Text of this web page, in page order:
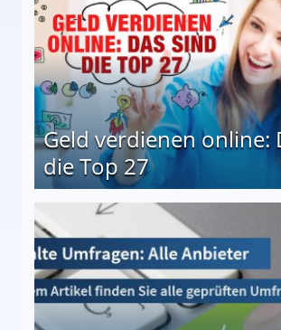
Geld verdienen online:
die Top 27